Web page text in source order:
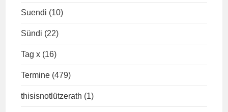
Suendi (10)
Sündi (22)
Tag x (16)
Termine (479)
thisisnotlützerath (1)